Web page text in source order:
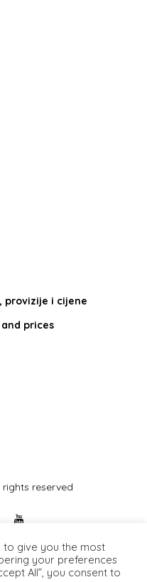
provizije i cijene
prices
reserved
to give you the most
your preferences
All”, you consent to